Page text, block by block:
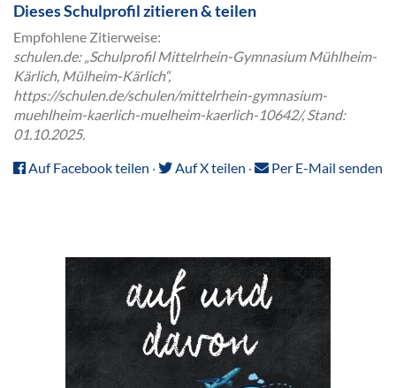
Dieses Schulprofil zitieren & teilen
Empfohlene Zitierweise:
schulen.de: „Schulprofil Mittelrhein-Gymnasium Mühlheim-
Kärlich, Mülheim-Kärlich“,
https://schulen.de/schulen/mittelrhein-gymnasium-
muehlheim-kaerlich-muelheim-kaerlich-10642/, Stand:
01.10.2025.
Auf Facebook teilen · Auf X teilen · Per E-Mail senden